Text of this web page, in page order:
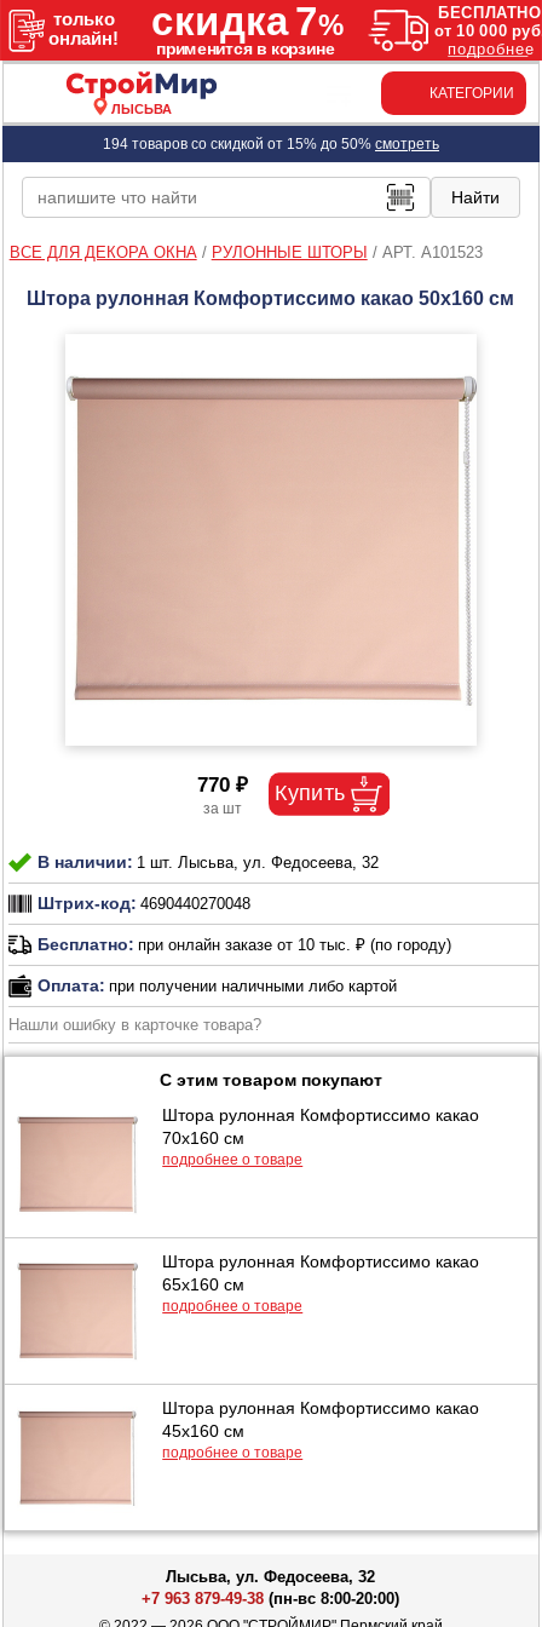
ЛЫСЬВА
КАТЕГОРИИ
194 товаров со скидкой от 15% до 50% смотреть
ВСЕ ДЛЯ ДЕКОРА ОКНА/ РУЛОННЫЕ ШТОРЫ / АРТ. A101523
Штора рулонная Комфортиссимо какао 50х160 см
770 ₽
В наличии: 1 шт. Лысьва, ул. Федосеева, 32
Штрих-код: 4690440270048
Бесплатно: при онлайн заказе от 10 тыс. ₽ (по городу)
Оплата: при получении наличными либо картой
Нашли ошибку в карточке товара?
С этим товаром покупают
Штора рулонная Комфортиссимо какао
70х160 см
подробнее о товаре
Штора рулонная Комфортиссимо какао
65х160 см
подробнее о товаре
Штора рулонная Комфортиссимо какао
45х160 см
подробнее о товаре
Лысьва, ул. Федосеева, 32
+7 963 879-49-38 (пн-вс 8:00-20:00)